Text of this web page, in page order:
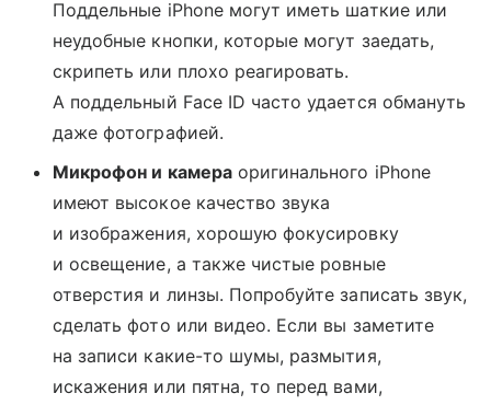
Поддельные iPhone могут иметь шаткие или
неудобные кнопки, которые могут заедать,
скрипеть или плохо реагировать.
А поддельный Face ID часто удается обмануть
даже фотографией.
Микрофон и камераоригинального iPhone
имеют высокое качество звука
и изображения, хорошую фокусировку
и освещение, а также чистые ровные
отверстия и линзы. Попробуйте записать звук,
сделать фото или видео. Если вы заметите
на записи какие-то шумы, размытия,
искажения или пятна, то перед вами,